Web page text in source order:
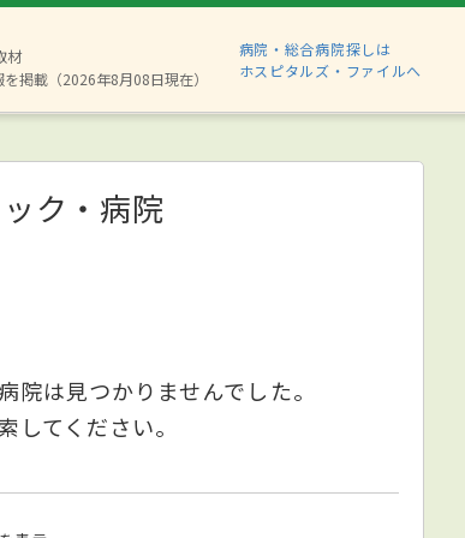
材
掲載（2026年8月08日現在）
病院・総合病院探しは
ホスピタルズ・ファイルへ
ク・病院
は見つかりませんでした。
してください。